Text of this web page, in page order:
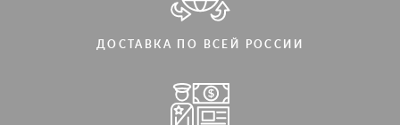
ДОСТАВКА ПО ВСЕЙ РОССИИ